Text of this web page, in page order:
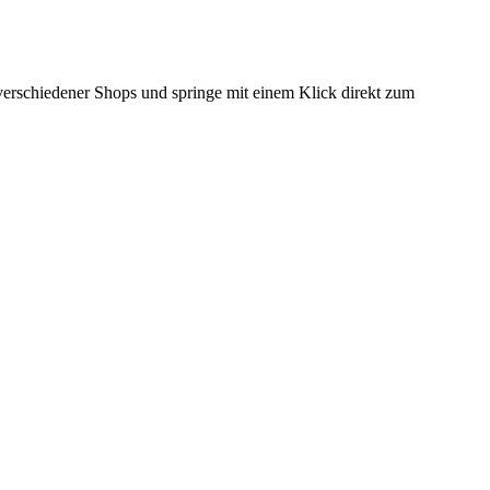
Shops und springe mit einem Klick direkt zum